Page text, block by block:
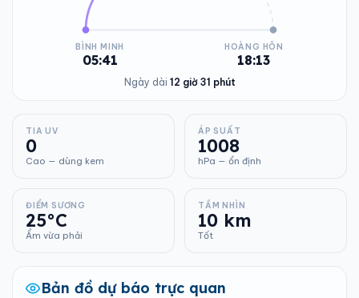
BÌNH MINH
05:41
HOÀNG HÔN
18:13
Ngày dài 12 giờ 31 phút
TIA UV
0
Cao — dùng kem
ÁP SUẤT
1008
hPa — ổn định
ĐIỂM SƯƠNG
25°C
Ẩm vừa phải
TẦM NHÌN
10 km
Tốt
Bản đồ dự báo trực quan